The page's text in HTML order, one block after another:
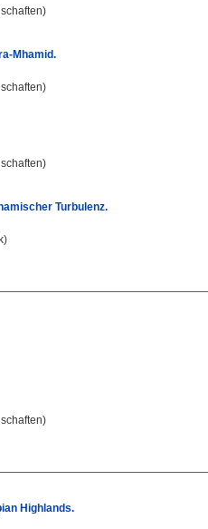
Mhamid.
Turbulenz.
Highlands.